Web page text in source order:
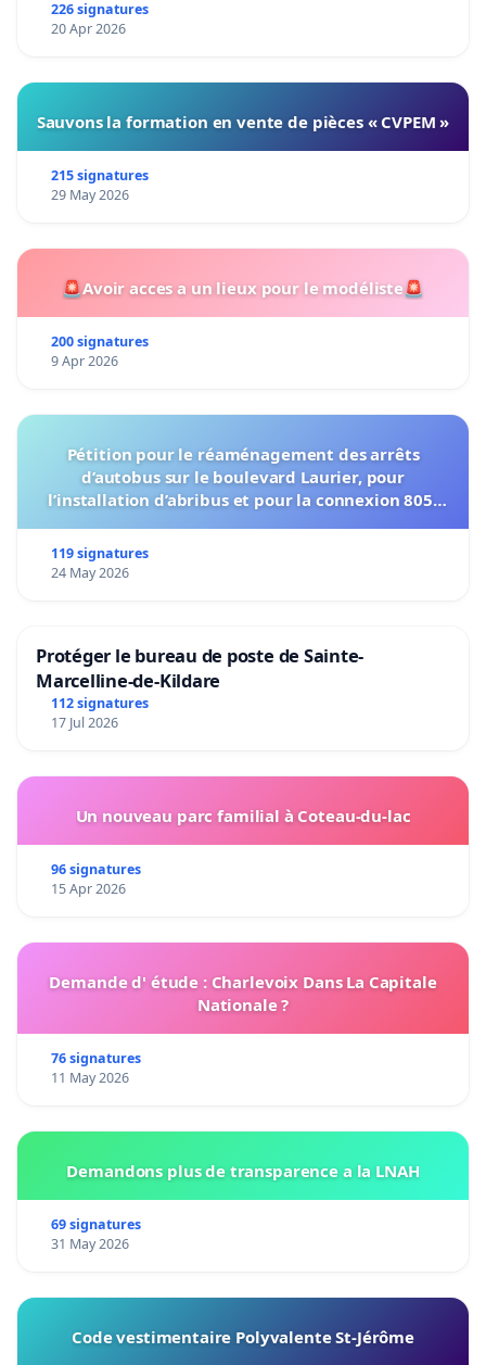
226 signatures
20 Apr 2026
Sauvons la formation en vente de pièces « CVPEM »
215 signatures
29 May 2026
🚨Avoir acces a un lieux pour le modéliste🚨
200 signatures
9 Apr 2026
Pétition pour le réaménagement des arrêts
d’autobus sur le boulevard Laurier, pour
l’installation d’abribus et pour la connexion 805-
119 signatures
24 May 2026
Protéger le bureau de poste de Sainte-
Marcelline-de-Kildare
112 signatures
17 Jul 2026
Un nouveau parc familial à Coteau-du-lac
96 signatures
15 Apr 2026
Demande d' étude : Charlevoix Dans La Capitale
Nationale ?
76 signatures
11 May 2026
Demandons plus de transparence a la LNAH
69 signatures
31 May 2026
Code vestimentaire Polyvalente St-Jérôme